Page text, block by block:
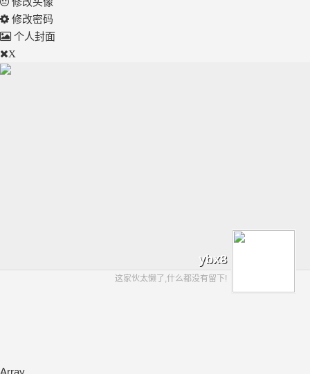
修改密码
个人封面
X
ybx8
这家伙太懒了,什么都没有留下!
Array